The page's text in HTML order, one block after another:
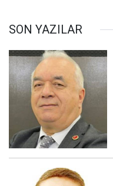
SON YAZILAR